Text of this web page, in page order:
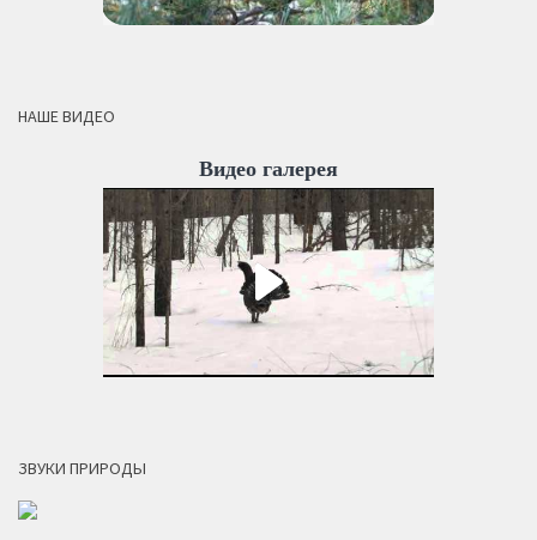
НАШЕ ВИДЕО
Видео галерея
ЗВУКИ ПРИРОДЫ